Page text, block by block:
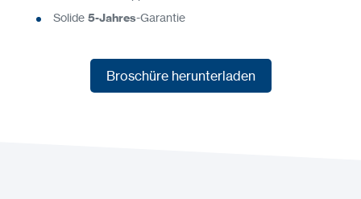
Solide 5-Jahres-Garantie
Broschüre herunterladen